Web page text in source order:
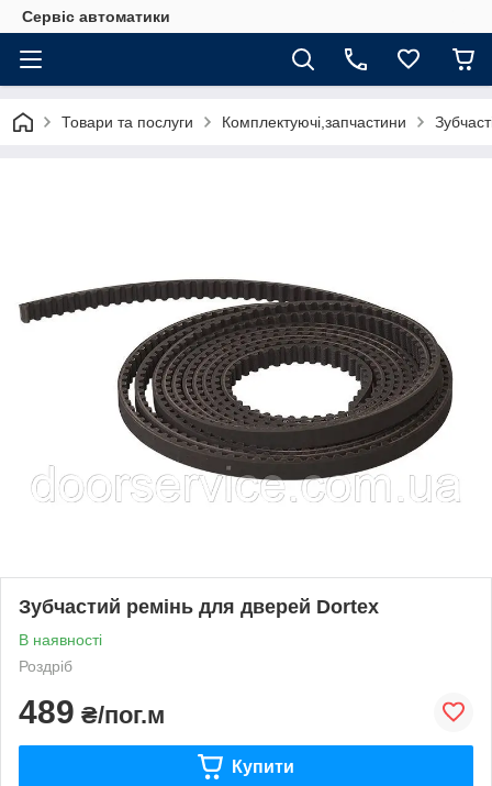
Сервіс автоматики
Товари та послуги Комплектуючі,запчастини
Зубчастий ремінь для дверей Dortex
В наявності
Роздріб
489 ₴/пог.м
Купити